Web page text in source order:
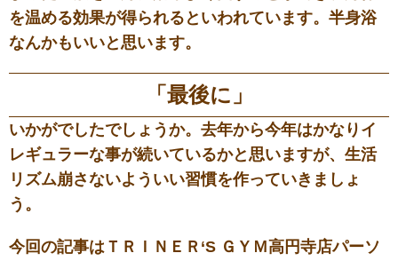
を温める効果が得られるといわれています。半身浴
なんかもいいと思います。
「最後に」
いかがでしたでしょうか。去年から今年はかなりイ
レギュラーな事が続いているかと思いますが、生活
リズム崩さないよういい習慣を作っていきましょ
う。
今回の記事はＴＲＩＮＥＲ‘S ＧＹＭ高円寺店パーソ